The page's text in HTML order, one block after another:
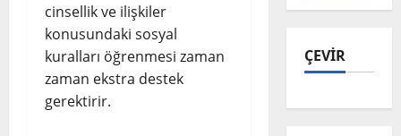
cinsellik ve ilişkiler
konusundaki sosyal
kuralları öğrenmesi zaman
zaman ekstra destek
gerektirir.
ÇEVİR